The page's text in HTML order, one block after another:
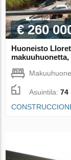
€ 260
Huoneisto
makuuhuonetta,
Asuintila:74